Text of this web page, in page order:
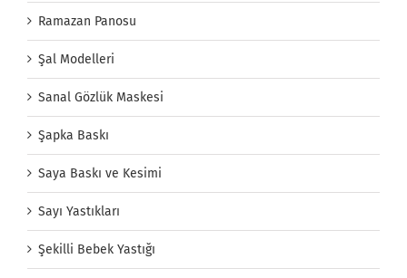
Ramazan Panosu
Şal Modelleri
Sanal Gözlük Maskesi
Şapka Baskı
Saya Baskı ve Kesimi
Sayı Yastıkları
Şekilli Bebek Yastığı